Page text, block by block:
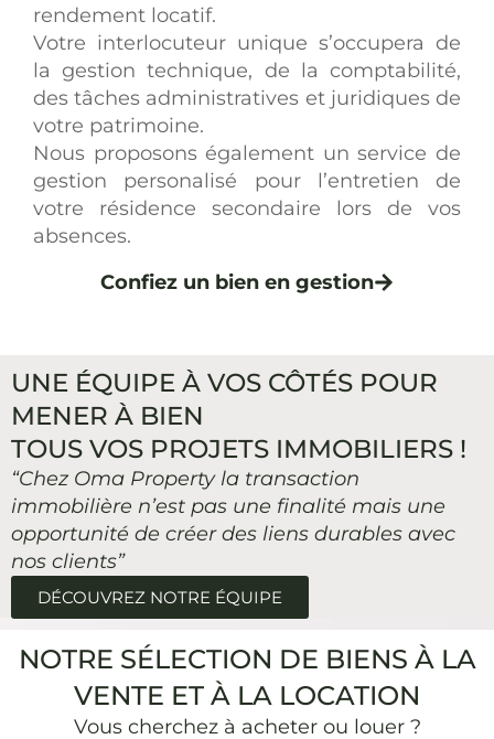
rendement locatif.
Votre interlocuteur unique s’occupera de
la gestion technique, de la comptabilité,
des tâches administratives et juridiques de
votre patrimoine.
Nous proposons également un service de
gestion personalisé pour l’entretien de
votre résidence secondaire lors de vos
absences.
Confiez un bien en gestion
UNE ÉQUIPE À VOS CÔTÉS POUR
MENER À BIEN
TOUS VOS PROJETS IMMOBILIERS !
“Chez Oma Property la transaction
immobilière n’est pas une finalité mais une
opportunité de créer des liens durables avec
nos clients”​
DÉCOUVREZ NOTRE ÉQUIPE
NOTRE SÉLECTION DE BIENS À LA
VENTE ET À LA LOCATION
Vous cherchez à acheter ou louer ?